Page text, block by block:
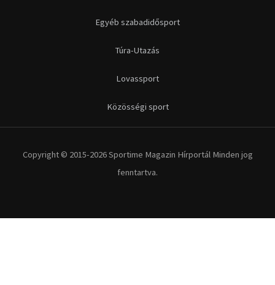
Egyéb szabadidősport
Túra-Utazás
Lovassport
Közösségi sport
Copyright © 2015-2026 Sportime Magazin Hírportál Minden jog
fenntartva.